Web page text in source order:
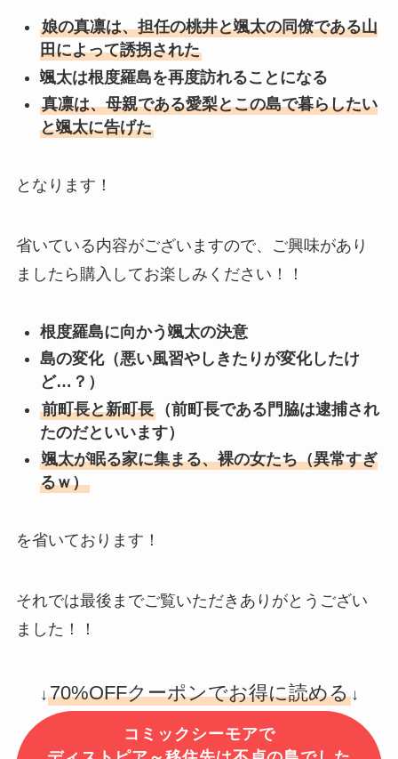
娘の真凛は、担任の桃井と颯太の同僚である山
田によって誘拐された
颯太は根度羅島を再度訪れることになる
真凛は、母親である愛梨とこの島で暮らしたい
と颯太に告げた
となります！
省いている内容がございますので、ご興味があり
ましたら購入してお楽しみください！！
根度羅島に向かう颯太の決意
島の変化（悪い風習やしきたりが変化したけ
ど…？）
前町長と新町長（前町長である門脇は逮捕され
たのだといいます）
颯太が眠る家に集まる、裸の女たち（異常すぎ
るｗ）
を省いております！
それでは最後までご覧いただきありがとうござい
ました！！
↓70%OFFクーポンでお得に読める↓
コミックシーモアで